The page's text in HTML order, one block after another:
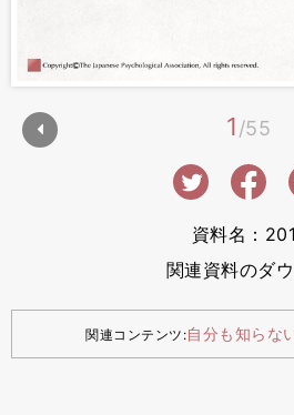
1 55
関連コンテンツ :自分も知らな
資料名：
関連資料のダ